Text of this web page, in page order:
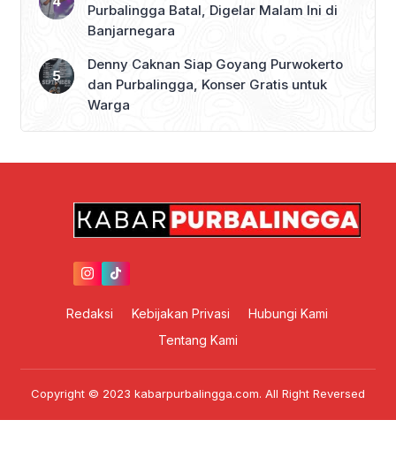
Purbalingga Batal, Digelar Malam Ini di
Banjarnegara
Denny Caknan Siap Goyang Purwokerto
dan Purbalingga, Konser Gratis untuk
Warga
Redaksi Kebijakan Privasi
Hubungi Kami
Tentang Kami
Copyright © 2023 kabarpurbalingga.com. All Right Reversed